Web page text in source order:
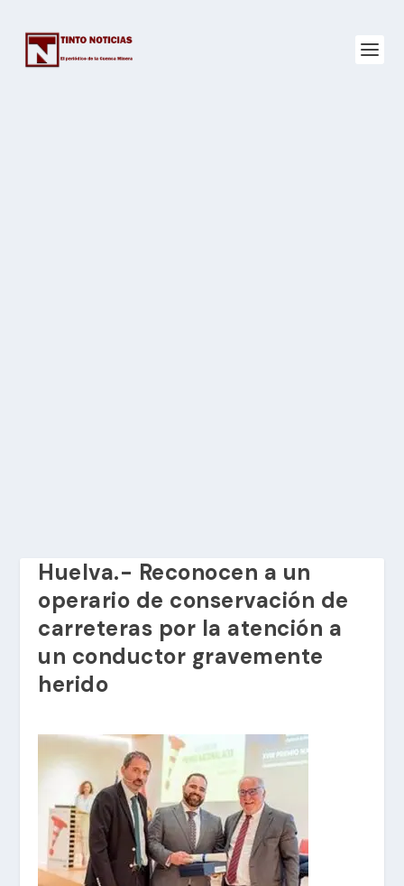
Huelva.- Reconocen a un
operario de conservación de
carreteras por la atención a
un conductor gravemente
herido